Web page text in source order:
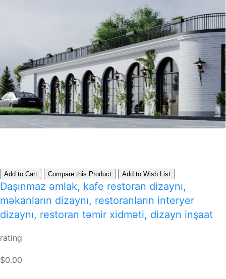
Add to Cart Compare this Product Add to Wish List
Daşınmaz əmlak, kafe restoran dizaynı,
məkanların dizaynı, restoranların interyer
dizaynı, restoran təmir xidməti, dizayn inşaat
rating
$0.00